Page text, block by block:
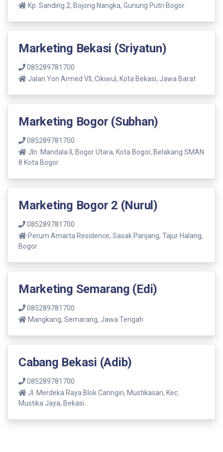
Kp. Sanding 2, Bojong Nangka, Gunung Putri Bogor
Marketing Bekasi (Sriyatun)
085289781700
Jalan Yon Armed VII, Cikiwul, Kota Bekasi, Jawa Barat
Marketing Bogor (Subhan)
085289781700
Jln. Mandala ll, Bogor Utara, Kota Bogor, Belakang SMAN
8 Kota Bogor
Marketing Bogor 2 (Nurul)
085289781700
Perum Amarta Residence, Sasak Panjang, Tajur Halang,
Bogor
Marketing Semarang (Edi)
085289781700
Mangkang, Semarang, Jawa Tengah
Cabang Bekasi (Adib)
085289781700
Jl. Merdeka Raya Blok Caringin, Mustikasari, Kec.
Mustika Jaya, Bekasi.